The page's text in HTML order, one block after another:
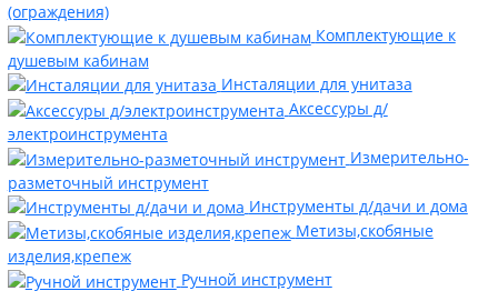
(ограждения)
Комплектующие к
душевым кабинам
Инсталяции для унитаза
Аксессуры д/
электроинструмента
Измерительно-
разметочный инструмент
Инструменты д/дачи и дома
Метизы,скобяные
изделия,крепеж
Ручной инструмент